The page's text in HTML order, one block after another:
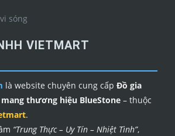
sóng
VIETMART
là website chuyên cung cấp Đồ gia
thương hiệu BlueStone – thuộc
.
“Trung Thực – Uy Tín – Nhiệt Tình”,